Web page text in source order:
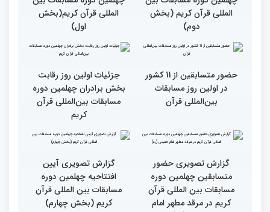
خواهران
مسابقات بین المللی قرآن
کریم
گزارش تصویری اولین روز
چهلمین دوره مسابقات بین
المللی قرآن کریم (بخش
گزارش تصویری اولین روز
چهلمین دوره مسابقات بین
المللی قرآن کریم(بخش
اول)
حضور متسابقین از 11 کشور
در اولین روز مسابقات
بین‌المللی قرآن
جزئیات اولین روز رقابت
بخش برادران چهلمین دوره
مسابقات بین‌المللی قرآن
کریم